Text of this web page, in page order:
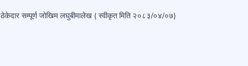
ठेकेदार सम्पूर्ण जोखिम लघुबीमालेख ( स्वीकृत मिति २०८३/०४/०७)